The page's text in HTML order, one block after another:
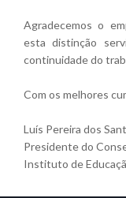
Agradecemos o
esta distinção
continuidade do
Com os melhores
Luís Pereira dos
Presidente do
Instituto de